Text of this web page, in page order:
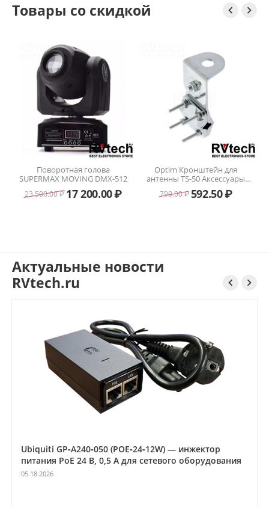
Товары со скидкой  
Поворотная голова
SUPERMAX MOVING DMX-512
23 500.00₽ 17 200.00₽
Optim Кронштейн для
антенны TS-50 Аксессуары
для радиостанций
790.00₽592.50₽
Актуальные новости
RVtech.ru
 
Ubiquiti GP‑A240‑050 (POE‑24‑12W) — инжектор
питания PoE 24 В, 0,5 А для сетевого оборудования
05.18.2026